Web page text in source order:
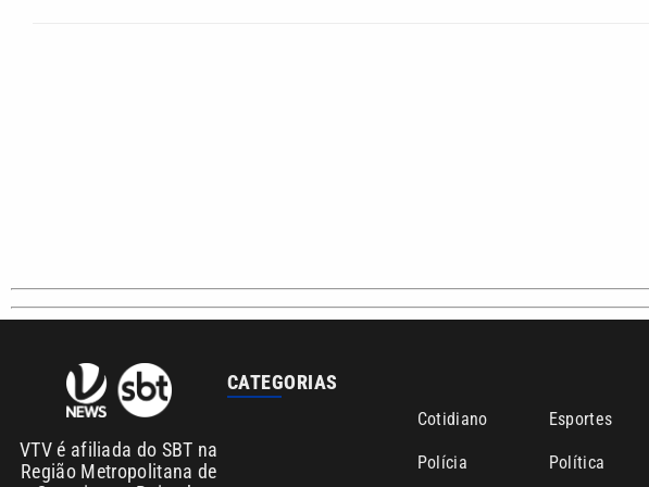
VTV é afiliada do SBT na
Região Metropolitana de
CATEGORIAS
Cotidiano Esportes
Polícia Política